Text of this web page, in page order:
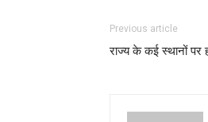
Previous article
राज्य के कई स्थानों पर